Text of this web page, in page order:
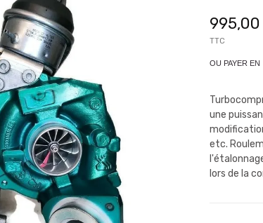
TTC
OU PAYER EN
une
etc.
lors de la